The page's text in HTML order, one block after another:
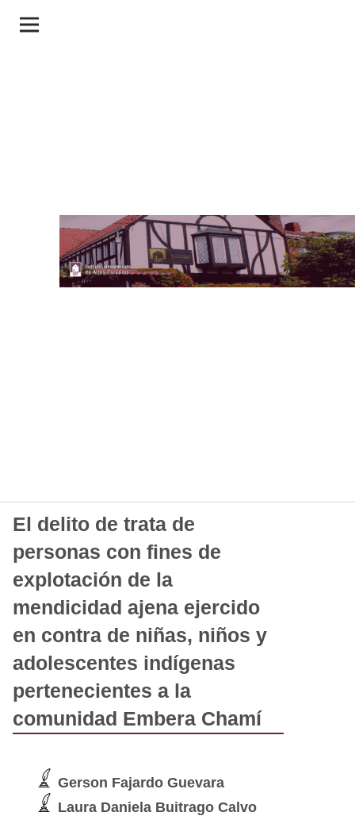
El delito de trata de
personas con fines de
explotación de la
mendicidad ajena ejercido
en contra de niñas, niños y
adolescentes indígenas
pertenecientes a la
comunidad Embera Chamí
Gerson Fajardo Guevara
Laura Daniela Buitrago Calvo